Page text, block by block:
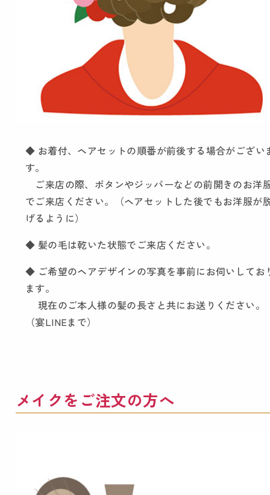
◆ お着付、ヘアセットの順番が前後する場合がござい
す。
ご来店の際、ボタンやジッパーなどの前開きのお洋
でご来店ください。（ヘアセットした後でもお洋服が
げるように）
◆ 髪の毛は乾いた状態でご来店ください。
◆ ご希望のヘアデザインの写真を事前にお伺いしてお
ます。
現在のご本人様の髪の長さと共にお送りください。
（宴LINEまで）
メイクをご注文の方へ